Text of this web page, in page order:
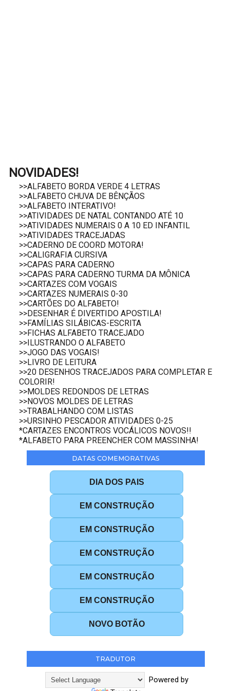
NOVIDADES!
>>ALFABETO BORDA VERDE 4 LETRAS
>>ALFABETO CHUVA DE BÊNÇÃOS
>>ALFABETO INTERATIVO!
>>ATIVIDADES DE NATAL CONTANDO ATÉ 10
>>ATIVIDADES NUMERAIS 0 A 10 ED INFANTIL
>>ATIVIDADES TRACEJADAS
>>CADERNO DE COORD MOTORA!
>>CALIGRAFIA CURSIVA
>>CAPAS PARA CADERNO
>>CAPAS PARA CADERNO TURMA DA MÔNICA
>>CARTAZES COM VOGAIS
>>CARTAZES NUMERAIS 0-30
>>CARTÕES DO ALFABETO!
>>DESENHAR É DIVERTIDO APOSTILA!
>>FAMÍLIAS SILÁBICAS-ESCRITA
>>FICHAS ALFABETO TRACEJADO
>>ILUSTRANDO O ALFABETO
>>JOGO DAS VOGAIS!
>>LIVRO DE LEITURA
>>20 DESENHOS TRACEJADOS PARA COMPLETAR E
COLORIR!
>>MOLDES REDONDOS DE LETRAS
>>NOVOS MOLDES DE LETRAS
>>TRABALHANDO COM LISTAS
>>URSINHO PESCADOR ATIVIDADES 0-25
*CARTAZES ENCONTROS VOCÁLICOS NOVOS!!
*ALFABETO PARA PREENCHER COM MASSINHA!
DATAS COMEMORATIVAS
DIA DOS PAIS
EM CONSTRUÇÃO
EM CONSTRUÇÃO
EM CONSTRUÇÃO
EM CONSTRUÇÃO
EM CONSTRUÇÃO
NOVO BOTÃO
TRADUTOR
Powered by